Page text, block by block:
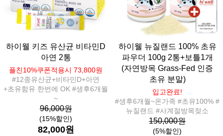
하이웰 키즈 유산균 비타민D
아연 2통
플친10%쿠폰적용시 73,800원
#12종유산균+비타민D+아연
+초유함유 한번에 OK #생후6개월
~
96,000원
(15%할인)
82,000원
하이웰 뉴질랜드 100% 초유
파우더 100g 2통+보틀1개
(자연방목 Grass-Fed 인증
초유 분말)
입고완료!
#생후6개월~온가족 #초유100% #
뉴질랜드 #사계절방목젖소
150,000원
(5%할인)